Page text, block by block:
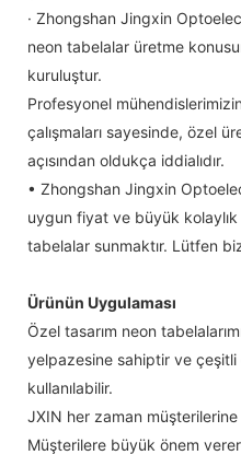
· Zhongshan Jingxin
neon tabelalar üretme
kuruluştur.
Profesyonel
çalışmaları sayesinde, özel
açısından oldukça iddialıdır.
• Zhongshan Jingxin
uygun fiyat ve büyük
tabelalar sunmaktır. Lütfen
Ürünün Uygulaması
Özel tasarım neon
yelpazesine sahiptir ve
kullanılabilir.
JXIN her zaman
Müşterilere büyük önem